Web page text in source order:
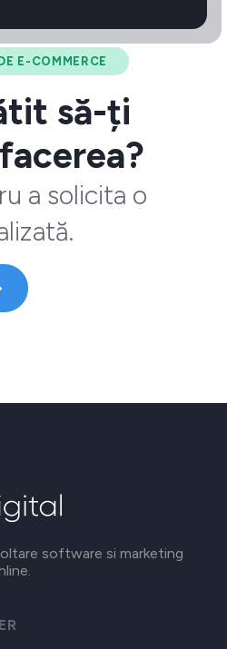
E-COMMERCE
să-ți
a solicita o
software si marketing